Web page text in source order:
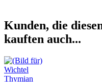
Kunden, die
kauften auch...